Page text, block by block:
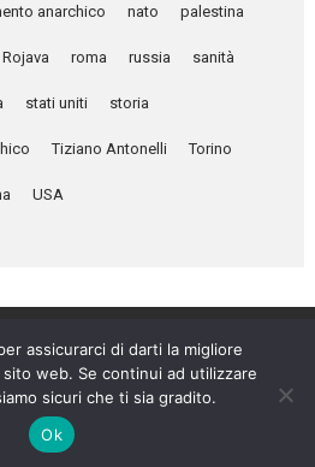
anarchico nato palestina
Rojava roma russia sanità
stati uniti storia
Tiziano Antonelli Torino
USA
Nova © 2026
nel 1920 da Errico Malatesta
assicurarci di darti la migliore
web. Se continui ad utilizzare
sicuri che ti sia gradito.
Ok